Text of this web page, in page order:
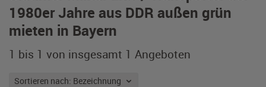
1980er Jahre aus DDR außen grün
mieten in Bayern
1 bis 1 von insgesamt 1 Angeboten
Sortieren nach: Bezeichnung